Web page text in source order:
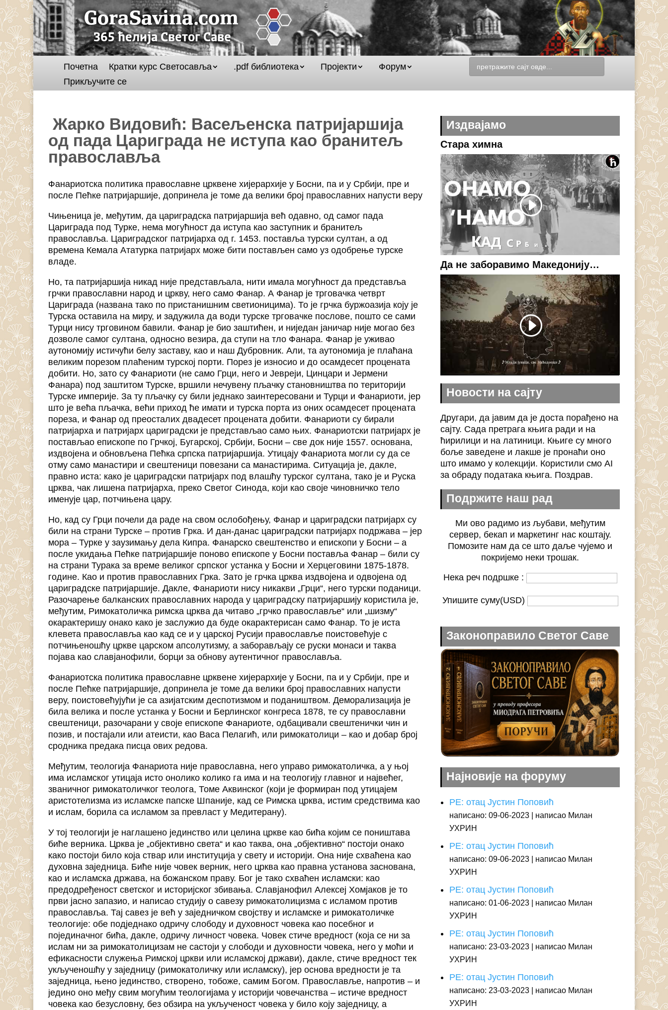
Почетна Кратки курс Светосавља .pdf библиотека Пројекти
Форум
Прикључите се
Жарко Видовић: Васељенска патријаршија
од пада Цариграда не иступа као бранитељ
православља
Фанариотска политика православне црквене хијерархије у Босни, па и у Србији, пре и
после Пећке патријаршије, допринела је томе да велики број православних напусти веру
Чињеница је, међутим, да цариградска патријаршија већ одавно, од самог пада
Цариграда под Турке, нема могућност да иступа као заступник и бранитељ
православља. Цариградског патријарха од г. 1453. поставља турски султан, а од
времена Кемала Ататурка патријарх може бити постављен само уз одобрење турске
владе.
Но, та патријаршија никад није представљала, нити имала могућност да представља
грчки православни народ и цркву, него само Фанар. А Фанар је трговачка четврт
Цариграда (названа тако по пристанишним светионицима). То је грчка буржоазија коју је
Турска оставила на миру, и задужила да води турске трговачке послове, пошто се сами
Турци нису трговином бавили. Фанар је био заштићен, и ниједан јаничар није могао без
дозволе самог султана, односно везира, да ступи на тло Фанара. Фанар је уживао
аутономију истичући белу заставу, као и наш Дубровник. Али, та аутономија је плаћана
великим порезом плаћеним турској порти. Порез је износио и до осамдесет процената
добити. Но, зато су Фанариоти (не само Грци, него и Јевреји, Цинцари и Јермени
Фанара) под заштитом Турске, вршили нечувену пљачку становништва по територији
Турске империје. За ту пљачку су били једнако заинтересовани и Турци и Фанариоти, јер
што је већа пљачка, већи приход ће имати и турска порта из оних осамдесет процената
пореза, и Фанар од преосталих двадесет процената добити. Фанариоти су бирали
патријарха и патријарх цариградски је представљао само њих. Фанариотски патријарх је
постављао епископе по Грчкој, Бугарској, Србији, Босни – све док није 1557. основана,
издвојена и обновљена Пећка српска патријаршија. Утицају Фанариота могли су да се
отму само манастири и свештеници повезани са манастирима. Ситуација је, дакле,
правно иста: како је цариградски патријарх под влашћу турског султана, тако је и Руска
црква, чак лишена патријарха, преко Светог Синода, који као своје чиновничко тело
именује цар, потчињена цару.
Но, кад су Грци почели да раде на свом ослобођењу, Фанар и цариградски патријарх су
били на страни Турске – против Грка. И дан-данас цариградски патријарх подржава – јер
мора – Турке у заузимању дела Кипра. Фанарско свештенство и епископи у Босни – а
после укидања Пећке патријаршије поново епископе у Босни поставља Фанар – били су
на страни Турака за време великог српског устанка у Босни и Херцеговини 1875-1878.
године. Као и против православних Грка. Зато је грчка црква издвојена и одвојена од
цариградске патријаршије. Дакле, Фанариоти нису никакви „Грци“, него турски поданици.
Разочарење балканских православних народа у цариградску патријаршију користила је,
међутим, Римокатоличка римска црква да читаво „грчко православље“ или „шизму“
окарактеришу онако како је заслужио да буде окарактерисан само Фанар. То је иста
клевета православља као кад се и у царској Русији православље поистовећује с
потчињеношћу цркве царском апсолутизму, а заборављају се руски монаси и таква
појава као славјанофили, борци за обнову аутентичног православља.
Фанариотска политика православне црквене хијерархије у Босни, па и у Србији, пре и
после Пећке патријаршије, допринела је томе да велики број православних напусти
веру, поистовећујући је са азијатским деспотизмом и подаништвом. Деморализација је
била велика и после устанка у Босни и Берлинског конгреса 1878, те су православни
свештеници, разочарани у своје епископе Фанариоте, одбацивали свештенички чин и
позив, и постајали или атеисти, као Васа Пелагић, или римокатолици – као и добар број
сродника предака писца ових редова.
Међутим, теологија Фанариота није православна, него управо римокатоличка, а у њој
има исламског утицаја исто онолико колико га има и на теологију главног и највећег,
званичног римокатоличког теолога, Томе Аквинског (који је формиран под утицајем
аристотелизма из исламске папске Шпаније, кад се Римска црква, истим средствима као
и ислам, борила са исламом за превласт у Медитерану).
У тој теологији је наглашено јединство или целина цркве као бића којим се поништава
биће верника. Црква је „објективно света“ и као таква, она „објективно“ постоји онако
како постоји било која ствар или институција у свету и историји. Она није схваћена као
духовна заједница. Биће није човек верник, него црква као правна установа заснована,
као и исламска држава, на божанском праву. Бог је тако схваћен исламски: као
предодређеност светског и историјског збивања. Славјанофил Алексеј Хомјаков је то
први јасно запазио, и написао студију о савезу римокатолицизма с исламом против
православља. Тај савез је већ у заједничком својству и исламске и римокатоличке
теологије: обе подједнако одричу слободу и духовност човека као посебног и
појединачног бића, дакле, одричу личност човека. Човек стиче вредност (која се ни за
ислам ни за римокатолицизам не састоји у слободи и духовности човека, него у моћи и
ефикасности служења Римској цркви или исламској држави), дакле, стиче вредност тек
укљученошћу у заједницу (римокатоличку или исламску), јер основа вредности је та
заједница, њено јединство, створено, тобоже, самим Богом. Православље, напротив – и
једино оно међу свим могућим теологијама у историји човечанства – истиче вредност
човека као безусловну, без обзира на укљученост човека у било коју заједницу, а
Издвајамо
Стара химна
Да не заборавимо Македонију…
Новости на сајту
Другари, да јавим да је доста порађено на
сајту. Сада претрага књига ради и на
ћирилици и на латиници. Књиге су много
боље заведене и лакше је пронаћи оно
што имамо у колекцији. Користили смо AI
за обраду података књига. Поздрав.
Подржите наш рад
Ми ово радимо из љубави, међутим
сервер, бекап и маркетинг нас коштају.
Помозите нам да се што даље чујемо и
покријемо неки трошак.
Нека реч подршке :
Упишите суму(USD)
Законоправило Светог Саве
Најновије на форуму
РЕ: отац Јустин Поповић
написано: 09-06-2023
написао Милан
УХРИН
РЕ: отац Јустин Поповић
написано: 09-06-2023
написао Милан
УХРИН
РЕ: отац Јустин Поповић
написано: 01-06-2023
написао Милан
УХРИН
РЕ: отац Јустин Поповић
написано: 23-03-2023
написао Милан
УХРИН
РЕ: отац Јустин Поповић
написано: 23-03-2023
написао Милан
УХРИН